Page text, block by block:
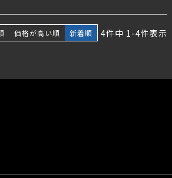
価格が高い順 新着順 4件中 1 -4件表示